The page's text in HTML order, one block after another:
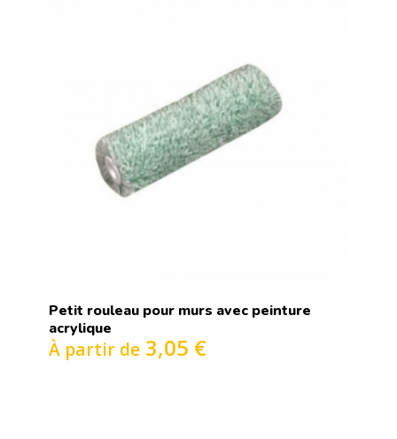
Petit rouleau pour murs avec peinture
acrylique
À partir de3,05 €